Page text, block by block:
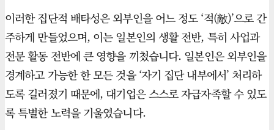
이러한 집단적 배타성은 외부인을 어느 정도 ‘적(敵)’으로 간
주하게 만들었으며, 이는 일본인의 생활 전반, 특히 사업과
전문 활동 전반에 큰 영향을 끼쳤습니다. 일본인은 외부인을
경계하고 가능한 한 모든 것을 ‘자기 집단 내부에서’ 처리하
도록 길러졌기 때문에, 대기업은 스스로 자급자족할 수 있도
록 특별한 노력을 기울였습니다.